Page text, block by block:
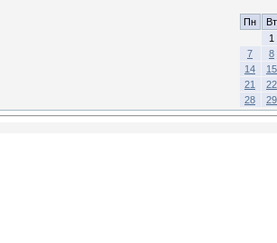
Пн
Вт
1
7
8
14
15
21
22
28
29